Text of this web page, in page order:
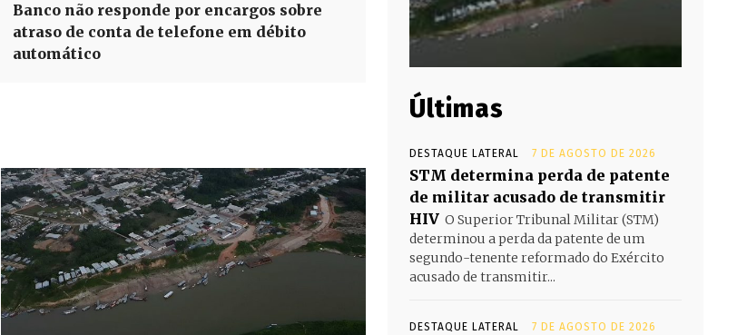
Banco não responde por encargos sobre
atraso de conta de telefone em débito
automático
Últimas
DESTAQUE LATERAL 7 DE AGOSTO DE 2026
STM determina perda de patente
de militar acusado de transmitir
HIV O Superior Tribunal Militar (STM)
determinou a perda da patente de um
segundo-tenente reformado do Exército
acusado de transmitir...
DESTAQUE LATERAL 7 DE AGOSTO DE 2026